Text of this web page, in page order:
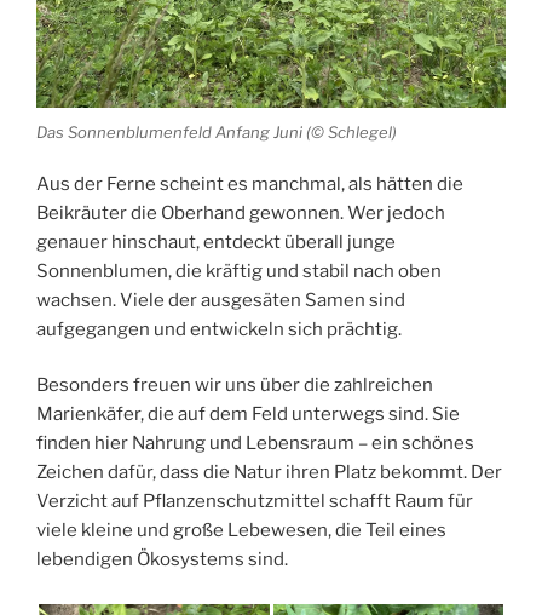
Das Sonnenblumenfeld Anfang Juni (© Schlegel)
Aus der Ferne scheint es manchmal, als hätten die
Beikräuter die Oberhand gewonnen. Wer jedoch
genauer hinschaut, entdeckt überall junge
Sonnenblumen, die kräftig und stabil nach oben
wachsen. Viele der ausgesäten Samen sind
aufgegangen und entwickeln sich prächtig.
Besonders freuen wir uns über die zahlreichen
Marienkäfer, die auf dem Feld unterwegs sind. Sie
finden hier Nahrung und Lebensraum – ein schönes
Zeichen dafür, dass die Natur ihren Platz bekommt. Der
Verzicht auf Pflanzenschutzmittel schafft Raum für
viele kleine und große Lebewesen, die Teil eines
lebendigen Ökosystems sind.